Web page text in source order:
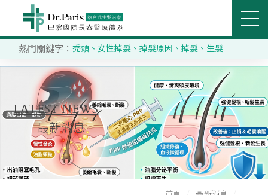
立即搜尋
SEARCH
關於巴黎國際
推薦分院
醫療團隊
熱門關鍵字：禿頭 、女性掉髮 、掉髮原因 、掉髮 、 生髮
LATEST NEWS
最新消息